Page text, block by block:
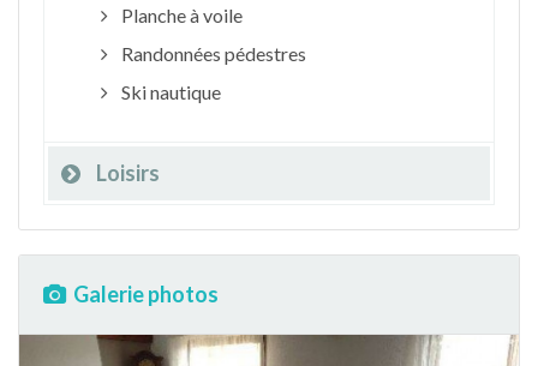
Planche à voile
Randonnées pédestres
Ski nautique
Loisirs
Galerie photos